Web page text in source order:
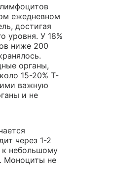
ежедневном
достигая
уровня. У 18%
ниже 200
органы,
15-20% Т-
важную
и не
через 1-2
к небольшому
Моноциты не